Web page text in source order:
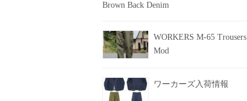
Brown Back Denim
WORKERS M-65 Trousers
Mod
ワーカーズ入荷情報